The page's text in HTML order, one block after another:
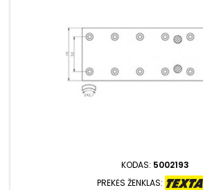
KODAS: 5002193
PREKĖS ŽENKLAS: